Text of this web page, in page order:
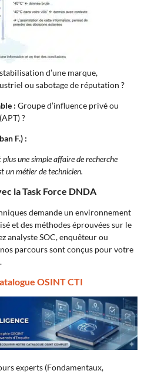
d’une marque,
ou sabotage de réputation ?
: Groupe d’influence privé ou
?
F.) :
plus une simple affaire de recherche
un métier de technicien.
la Task Force DNDA
demande un environnement
et des méthodes éprouvées sur le
analyste SOC, enquêteur ou
parcours sont conçus pour votre
OSINT CTI
experts (Fondamentaux,